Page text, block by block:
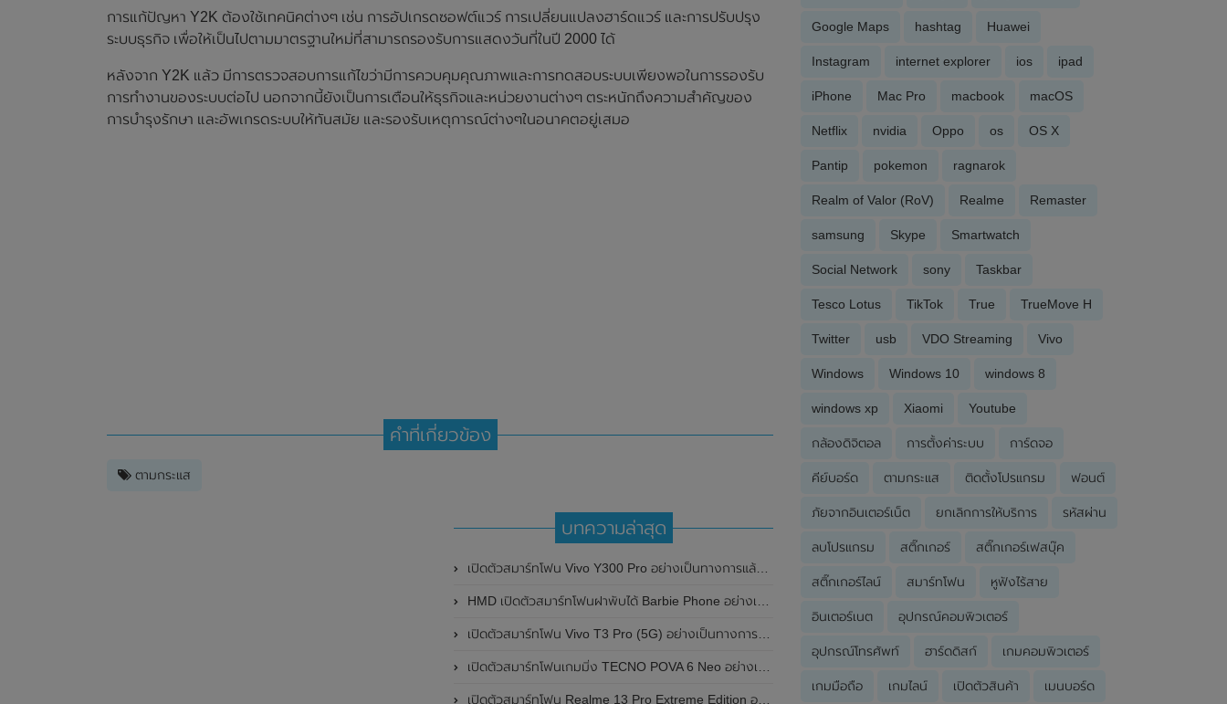
การแก้ปัญหา Y2K ต้องใช้เทคนิคต่างๆ เช่น การอัปเกรดซอฟต์แวร์ การเปลี่ยนแปลงฮาร์ดแวร์ และการปรับปรุง
ระบบธุรกิจ เพื่อให้เป็นไปตามมาตรฐานใหม่ที่สามารถรองรับการแสดงวันที่ในปี 2000 ได้
หลังจาก Y2K แล้ว มีการตรวจสอบการแก้ไขว่ามีการควบคุมคุณภาพและการทดสอบระบบเพียงพอในการรองรับ
การทำงานของระบบต่อไป นอกจากนี้ยังเป็นการเตือนให้ธุรกิจและหน่วยงานต่างๆ ตระหนักถึงความสำคัญของ
การบำรุงรักษา และอัพเกรดระบบให้ทันสมัย และรองรับเหตุการณ์ต่างๆในอนาคตอยู่เสมอ
คำที่เกี่ยวข้อง
ตามกระแส
บทความล่าสุด
เปิดตัวสมาร์ทโฟน Vivo Y300 Pro อย่างเป็นทางการแล้วในประเทศจีน มาพร้อมดีไซน์พรีเมี่ยม ทนทาน และแบตเตอรี่สุดอึดขนาดใหญ่ 6,500mAh พร้อมรองรับการชาร์จไว 80W
HMD เปิดตัวสมาร์ทโฟนฝาพับได้ Barbie Phone อย่างเป็นทางการแล้ว มาพร้อมธีมสีชมพูสดใส
เปิดตัวสมาร์ทโฟน Vivo T3 Pro (5G) อย่างเป็นทางการแล้วในประเทศอินเดีย
เปิดตัวสมาร์ทโฟนเกมมิ่ง TECNO POVA 6 Neo อย่างเป็นทางการแล้วในประเทศไทย ในราคา 8,499 บาท
เปิดตัวสมาร์ทโฟน Realme 13 Pro Extreme Edition อย่างเป็นทางการแล้วในประเทศจีน
Google Maps hashtag Huawei
Instagram internet explorer ios ipad
iPhone Mac Pro macbook macOS
Netflix nvidia Oppo os OS X
Pantip pokemon ragnarok
Realm of Valor (RoV) Realme Remaster
samsung Skype Smartwatch
Social Network sony Taskbar
Tesco Lotus TikTok True TrueMove H
Twitter usb VDO Streaming Vivo
Windows Windows 10 windows 8
windows xp Xiaomi Youtube
กล้องดิจิตอล การตั้งค่าระบบ การ์ดจอ
คีย์บอร์ด ตามกระแส ติดตั้งโปรแกรม ฟอนต์
ภัยจากอินเตอร์เน็ต ยกเลิกการให้บริการ รหัสผ่าน
ลบโปรแกรม สติ๊กเกอร์ สติ๊กเกอร์เฟสบุ๊ค
สติ๊กเกอร์ไลน์ สมาร์ทโฟน หูฟังไร้สาย
อินเตอร์เนต อุปกรณ์คอมพิวเตอร์
อุปกรณ์โทรศัพท์ ฮาร์ดดิสก์ เกมคอมพิวเตอร์
เกมมือถือ เกมไลน์ เปิดตัวสินค้า เมนบอร์ด